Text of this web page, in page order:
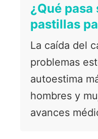
¿Qué
pastillas
La caída del
problemas
autoestima
hombres y
avances